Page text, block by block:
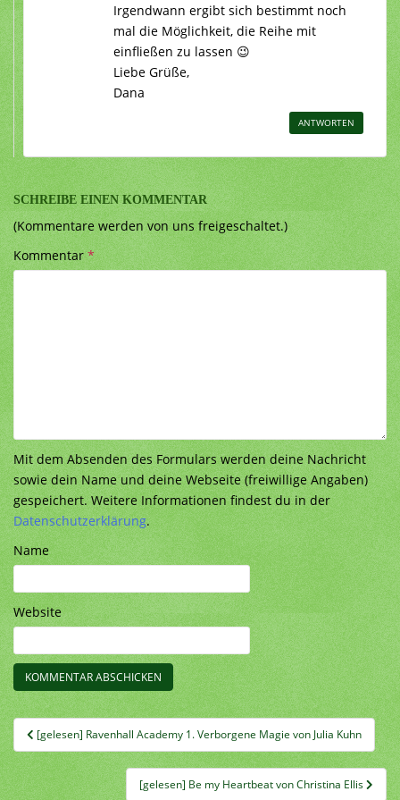
Irgendwann ergibt sich bestimmt noch
mal die Möglichkeit, die Reihe mit
einfließen zu lassen 😉
Liebe Grüße,
Dana
ANTWORTEN
SCHREIBE EINEN KOMMENTAR
(Kommentare werden von uns freigeschaltet.)
Kommentar*
Mit dem Absenden des Formulars werden deine Nachricht
sowie dein Name und deine Webseite (freiwillige Angaben)
gespeichert. Weitere Informationen findest du in der
Datenschutzerklärung.
Name
Website
Beitragsnavigation
[gelesen] Ravenhall Academy 1. Verborgene Magie von Julia Kuhn
[gelesen] Be my Heartbeat von Christina Ellis